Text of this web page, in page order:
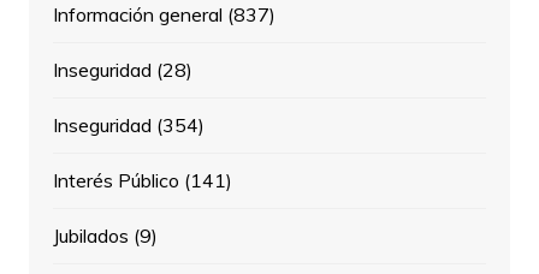
Información general (837)
Inseguridad (28)
Inseguridad (354)
Interés Público (141)
Jubilados (9)